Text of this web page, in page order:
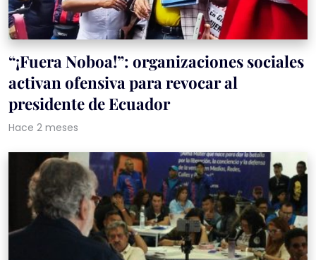
“¡Fuera Noboa!”: organizaciones sociales
activan ofensiva para revocar al
presidente de Ecuador
Hace 2 meses